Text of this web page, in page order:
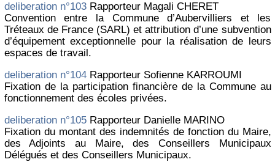
deliberation n°103Rapporteur Magali CHERET
Convention entre la Commune d’Aubervilliers et les
Tréteaux de France (SARL) et attribution d’une subvention
d’équipement exceptionnelle pour la réalisation de leurs
espaces de travail.
deliberation n°104Rapporteur Sofienne KARROUMI
Fixation de la participation financière de la Commune au
fonctionnement des écoles privées.
deliberation n°105Rapporteur Danielle MARINO
Fixation du montant des indemnités de fonction du Maire,
des Adjoints au Maire, des Conseillers Municipaux
Délégués et des Conseillers Municipaux.